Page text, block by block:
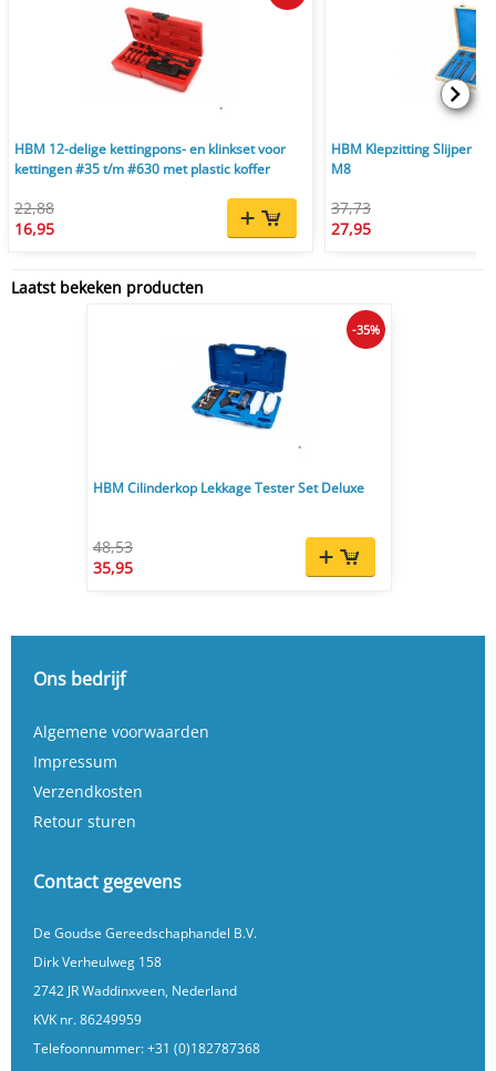
HBM 12-delige kettingpons- en klinkset voor
kettingen #35 t/m #630 met plastic koffer
22,88
16,95
HBM Klepzitting Slijper
M8
37,73
27,95
Laatst bekeken producten
HBM Cilinderkop Lekkage Tester Set Deluxe
48,53
35,95
-35%
Ons bedrijf
Algemene voorwaarden
Impressum
Verzendkosten
Retour sturen
Contact gegevens
De Goudse Gereedschaphandel B.V.
Dirk Verheulweg 158
2742 JR Waddinxveen, Nederland
KVK nr. 86249959
Telefoonnummer:+31 (0)182787368